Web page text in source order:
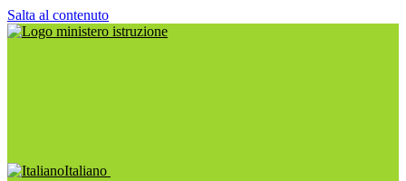
Salta al contenuto
Italiano